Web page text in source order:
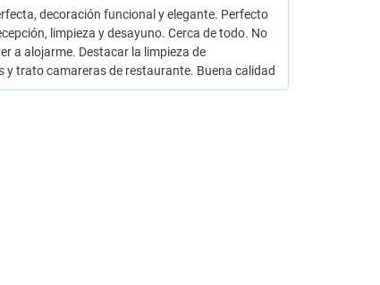
decoración funcional y elegante. Perfecto
limpieza y desayuno. Cerca de todo. No
a alojarme. Destacar la limpieza de
y trato camareras de restaurante. Buena calidad